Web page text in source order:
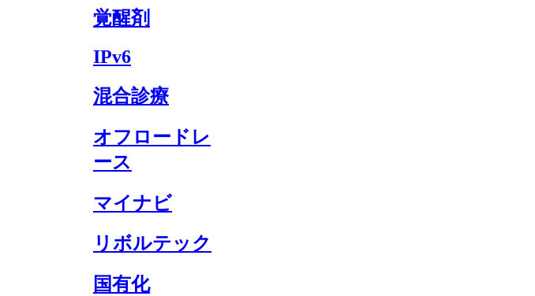
覚醒剤
IPv6
混合診療
オフロードレ
ース
マイナビ
リボルテック
国有化